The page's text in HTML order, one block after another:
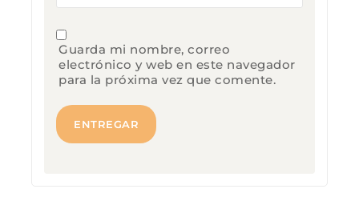
Guarda mi nombre, correo
electrónico y web en este navegador
para la próxima vez que comente.